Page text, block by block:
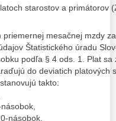
starostov a primátorov
mesačnej mzdy
Štatistického úradu
podľa § 4 ods. 1. Plat
do deviatich platových
takto:
násobok,